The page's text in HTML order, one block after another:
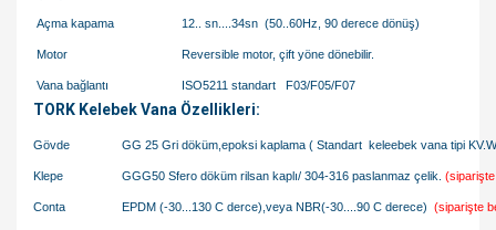
Açma kapama 12.. sn....34sn (50..60Hz, 90 derece dönüş)
Motor Reversible motor, çift yöne dönebilir.
Vana bağlantı ISO5211 standart F03/F05/F07
TORK Kelebek Vana Özellikleri:
Gövde GG 25 Gri döküm,epoksi kaplama ( Standart keleebek vana tipi
Klepe GGG50 Sfero döküm rilsan kaplı/ 304-316 paslanmaz çelik.
Conta EPDM (-30...130 C derce),veya NBR(-30....90 C derece) (siparişte